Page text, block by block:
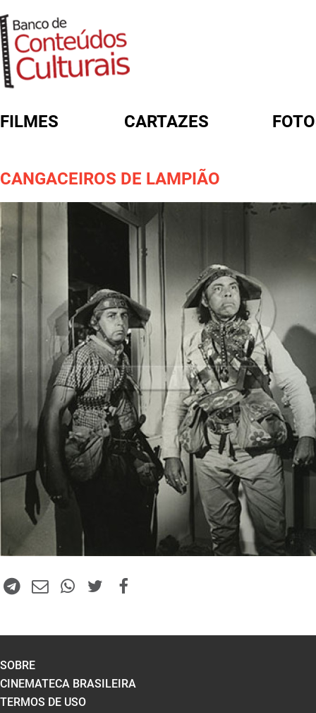
FILMES CARTAZES
CANGACEIROS DE LAMPIÃO
FORMULÁRIO DE BUSCA
SOBRE
CINEMATECA BRASILEIRA
TERMOS DE USO